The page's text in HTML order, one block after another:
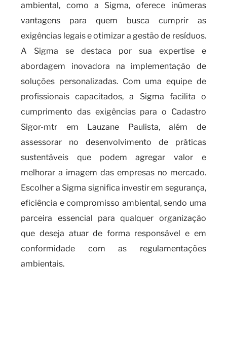
ambiental, como a Sigma, oferece inúmeras
vantagens para quem busca cumprir as
exigências legais e otimizar a gestão de resíduos.
A Sigma se destaca por sua expertise e
abordagem inovadora na implementação de
soluções personalizadas. Com uma equipe de
profissionais capacitados, a Sigma facilita o
cumprimento das exigências para o Cadastro
Sigor-mtr em Lauzane Paulista, além de
assessorar no desenvolvimento de práticas
sustentáveis que podem agregar valor e
melhorar a imagem das empresas no mercado.
Escolher a Sigma significa investir em segurança,
eficiência e compromisso ambiental, sendo uma
parceira essencial para qualquer organização
que deseja atuar de forma responsável e em
conformidade com as regulamentações
ambientais.